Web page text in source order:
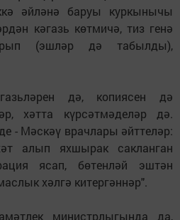
әйләнә баруы куркынычы
кәгазь көтмичә, тиз генә
(эшләр дә табылды),
дә, копиясен дә
хәтта күрсәтмәделәр дә.
- Мәскәү врачлары әйттеләр:
алып яхшырак сакланган
ясап, бөтенләй эштән
хәлгә китергәннәр".
министрлыгында да,